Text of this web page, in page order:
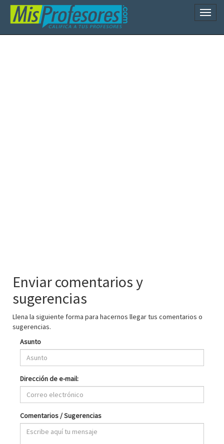
Enviar comentarios y
sugerencias
Llena la siguiente forma para hacernos llegar tus comentarios o
sugerencias.
Asunto
Dirección de e-mail:
Comentarios / Sugerencias